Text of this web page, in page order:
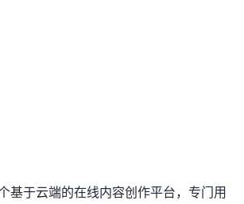
基于云端的在线内容创作平台，专门用